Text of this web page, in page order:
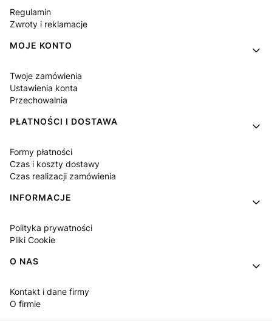
Regulamin
Zwroty i reklamacje
MOJE KONTO
Twoje zamówienia
Ustawienia konta
Przechowalnia
PŁATNOŚCI I DOSTAWA
Formy płatności
Czas i koszty dostawy
Czas realizacji zamówienia
INFORMACJE
Polityka prywatności
Pliki Cookie
O NAS
Kontakt i dane firmy
O firmie